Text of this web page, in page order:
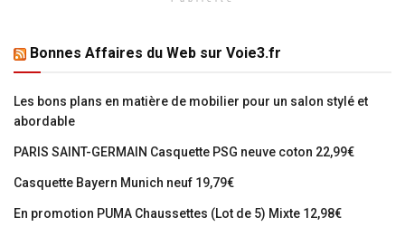
Bonnes Affaires du Web sur Voie3.fr
Les bons plans en matière de mobilier pour un salon stylé et
abordable
PARIS SAINT-GERMAIN Casquette PSG neuve coton 22,99€
Casquette Bayern Munich neuf 19,79€
En promotion PUMA Chaussettes (Lot de 5) Mixte 12,98€